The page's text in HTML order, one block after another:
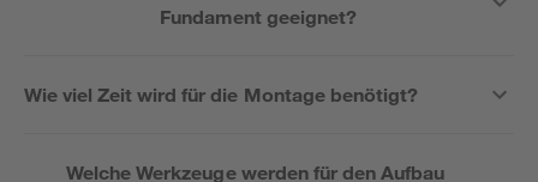
Fundament geeignet?
Wie viel Zeit wird für die Montage benötigt?
Welche Werkzeuge werden für den Aufbau